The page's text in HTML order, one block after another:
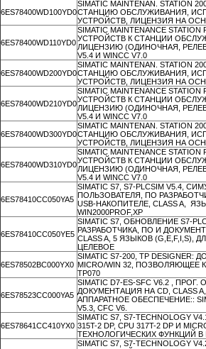
6ES78400WD100YD0
SIMATIC MAINTENAN. STATION
СТАНЦИЮ ОБСЛУЖИВАНИЯ,
УСТРОЙСТВ, ЛИЦЕНЗИЯ НА
6ES78400WD110YD0
SIMATIC MAINTENANCE
УСТРОЙСТВ К СТАНЦИИ
ЛИЦЕНЗИЮ (ОДИНОЧНАЯ,
V5.4 И WINCC V7.0
6ES78400WD200YD0
SIMATIC MAINTENAN. STATION
СТАНЦИЮ ОБСЛУЖИВАНИЯ,
УСТРОЙСТВ, ЛИЦЕНЗИЯ НА
6ES78400WD210YD0
SIMATIC MAINTENANCE
УСТРОЙСТВ К СТАНЦИИ
ЛИЦЕНЗИЮ (ОДИНОЧНАЯ,
V5.4 И WINCC V7.0
6ES78400WD300YD0
SIMATIC MAINTENAN. STATION
СТАНЦИЮ ОБСЛУЖИВАНИЯ,
УСТРОЙСТВ, ЛИЦЕНЗИЯ НА
6ES78400WD310YD0
SIMATIC MAINTENANCE
УСТРОЙСТВ К СТАНЦИИ
ЛИЦЕНЗИЮ (ОДИНОЧНАЯ,
V5.4 И WINCC V7.0
6ES78410CC050YA5
SIMATIC S7, S7-PLCSIM V5.4,
ПОЛЬЗОВАТЕЛЯ, ПО
USB-НАКОПИТЕЛЕ, CLASS A,
WIN2000PROF,XP
6ES78410CC050YE5
SIMATIC S7, ОБНОВЛЕНИЕ S7-
РАЗРАБОТЧИКА, ПО И
CLASS A, 5 ЯЗЫКОВ (G,E,F,I,S),
ЦЕЛЕВОЕ
6ES78502BC000YX0
SIMATIC S7-200, TP
MICRO/WIN 32, ПОЗВОЛЯЮЩЕЕ
TP070
6ES78523CC000YA5
SIMATIC D7-ES-SFC V6.2 ,
ДОКУМЕНТАЦИЯ НА CD, CLASS
АППАРАТНОЕ ОБЕСПЕЧЕНИЕ::
V5.3, CFC V6.
6ES78641CC410YX0
SIMATIC S7, S7-
315T-2 DP, CPU 317T-2 DP И
ТЕХНОЛОГИЧЕСКИХ ФУНКЦИЙ
SIMATIC S7, S7-TECHNOLOGY